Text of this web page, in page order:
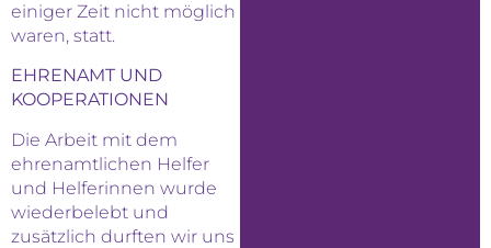
einiger Zeit nicht möglich
waren, statt.
EHRENAMT UND
KOOPERATIONEN
Die Arbeit mit dem
ehrenamtlichen Helfer
und Helferinnen wurde
wiederbelebt und
zusätzlich durften wir uns